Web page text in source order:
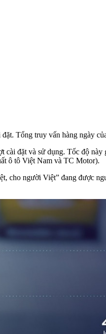
Tổng truy vấn hàng ngày
đặt và sử dụng. Tốc độ
ô tô Việt Nam và TC Motor).
cho người Việt” đang được